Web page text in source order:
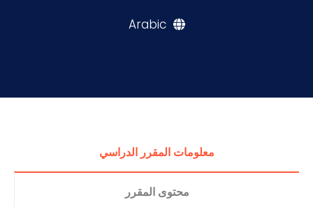
Arabic
معلومات المقرر الدراسي
محتوى المقرر